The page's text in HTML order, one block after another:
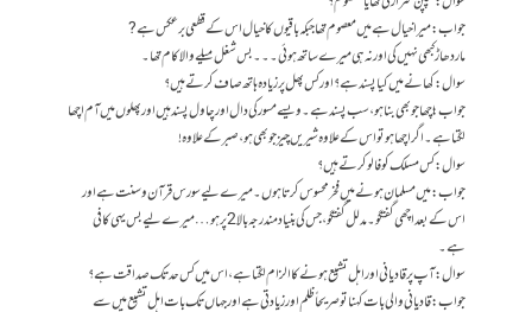
جواب: میرا خیال ہے میں معصوم تھا جبکہ باقیوں کا خیال اس کے قطعی برعکس ہے ?
مار دھاڑ کبھی نہیں کی اور نہ ہی میرے ساتھ ہوئی ۔۔۔ بس شغل میلے والا کام تھا۔
سوال: کھانے میں کیا پسند ہے؟ اور کس پھل پر زیادہ ہاتھ صاف کرتے ہیں؟
جواب: اچھا جو بھی بنا ہو، سب پسند ہے۔ ویسے مسورکی دال اور چاول پسند ہیں اور پھلوں میں آم اچھا
لگتا ہے۔ اگر اچھا ہو تو اس کے علاوہ شیریں چیز جو بھی ہو، صبر کے علاوہ !
سوال: کس مسلک کو فالو کرتے ہیں؟
جواب: میں مسلمان ہونے میں فخر محسوس کرتا ہوں۔ میرے لیے سورس قرآن وسنت ہے اور
اس کے بعد اچھی گفتگو۔ مدلل گفتگو، جس کی بنیاد مندرجہ بالا 2 پر ہو… میرے لیے بس یہی کافی
ہے۔
سوال: آپ پر قادیانی اور اہل تشیع ہونے کا الزام لگتا ہے، اس میں کس حد تک صداقت ہے؟
جواب: قادیانی والی بات کہنا تو صریحاً ظلم اور زیادتی ہے اور جہاں تک بات اہل تشیع میں سے